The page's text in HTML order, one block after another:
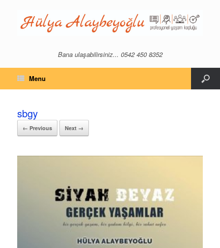
Bana ulaşabilirsiniz... 0542 450 8352
Menu
sbgy
← Previous Next →